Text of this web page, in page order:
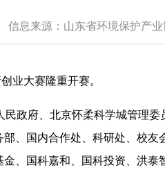
信息来源：山东省环境保护产业
业大赛隆重开赛。
政府、北京怀柔科学城管理
、国内合作处、科研处、校
、国科嘉和、国科投资、洪